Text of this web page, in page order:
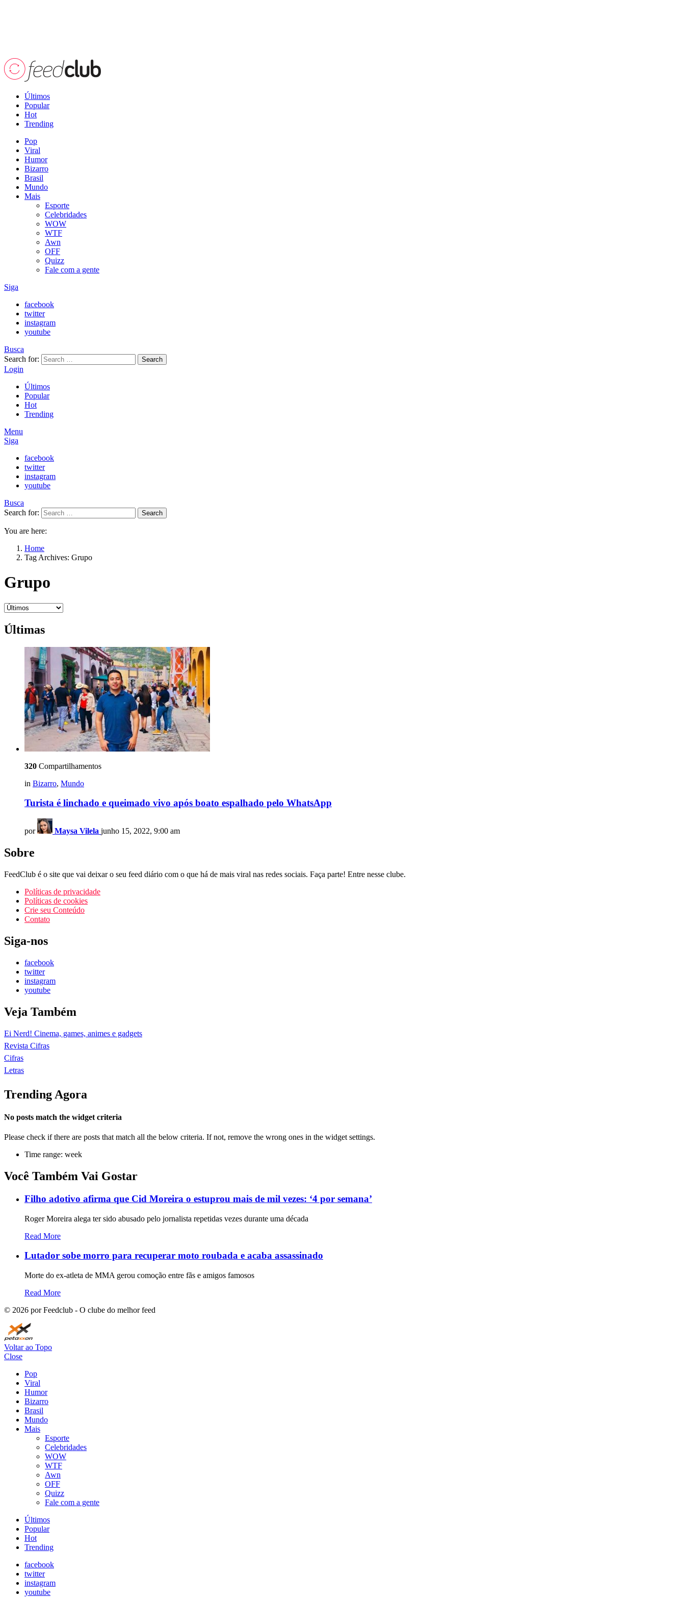
Últimos
Popular
Hot
Trending
Pop
Viral
Humor
Bizarro
Brasil
Mundo
Mais
Esporte
Celebridades
WOW
WTF
Awn
OFF
Quizz
Fale com a gente
Siga
facebook
twitter
instagram
youtube
Busca
Search for:
Search
Login
Últimos
Popular
Hot
Trending
Menu
Siga
facebook
twitter
instagram
youtube
Busca
Search for:
Search
You are here:
Home
Tag Archives: Grupo
Grupo
Últimas
320 Compartilhamentos
in Bizarro, Mundo
Turista é linchado e queimado vivo após boato espalhado pelo WhatsApp
por Maysa Vilela junho 15, 2022, 9:00 am
Sobre
FeedClub é o site que vai deixar o seu feed diário com o que há de mais viral nas redes sociais. Faça parte! Entre nesse clube.
Políticas de privacidade
Políticas de cookies
Crie seu Conteúdo
Contato
Siga-nos
facebook
twitter
instagram
youtube
Veja Também
Ei Nerd! Cinema, games, animes e gadgets
Revista Cifras
Cifras
Letras
Trending Agora
No posts match the widget criteria
Please check if there are posts that match all the below criteria. If not, remove the wrong ones in the widget settings.
Time range: week
Você Também Vai Gostar
Filho adotivo afirma que Cid Moreira o estuprou mais de mil vezes: ‘4 por semana’
Roger Moreira alega ter sido abusado pelo jornalista repetidas vezes durante uma década
Read More
Lutador sobe morro para recuperar moto roubada e acaba assassinado
Morte do ex-atleta de MMA gerou comoção entre fãs e amigos famosos
Read More
© 2026 por Feedclub - O clube do melhor feed
Voltar ao Topo
Close
Pop
Viral
Humor
Bizarro
Brasil
Mundo
Mais
Esporte
Celebridades
WOW
WTF
Awn
OFF
Quizz
Fale com a gente
Últimos
Popular
Hot
Trending
facebook
twitter
instagram
youtube